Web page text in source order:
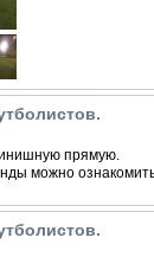
прямую.
можно